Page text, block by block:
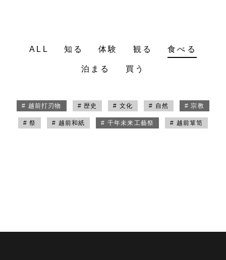
ALL 知る 体験 観る 食べる
泊まる 買う
# 越前打刃物 # 歴史 # 文化 # 自然 # 宗教
# 祭 # 越前和紙 # 千年未来工藝祭 # 越前箪笥